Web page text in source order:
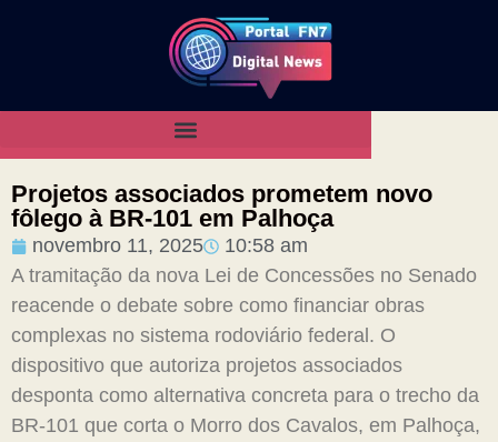
Projetos associados prometem novo
fôlego à BR-101 em Palhoça
novembro 11, 2025
10:58 am
A tramitação da nova Lei de Concessões no Senado
reacende o debate sobre como financiar obras
complexas no sistema rodoviário federal. O
dispositivo que autoriza projetos associados
desponta como alternativa concreta para o trecho da
BR-101 que corta o Morro dos Cavalos, em Palhoça,